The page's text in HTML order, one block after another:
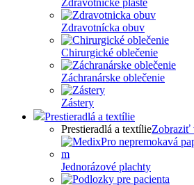
Zdravotnícke plášte
Zdravotnícka obuv
Chirurgické oblečenie
Záchranárske oblečenie
Zástery
Prestieradlá a textílie
Prestieradlá a textílieZobraziť
Jednorázové plachty